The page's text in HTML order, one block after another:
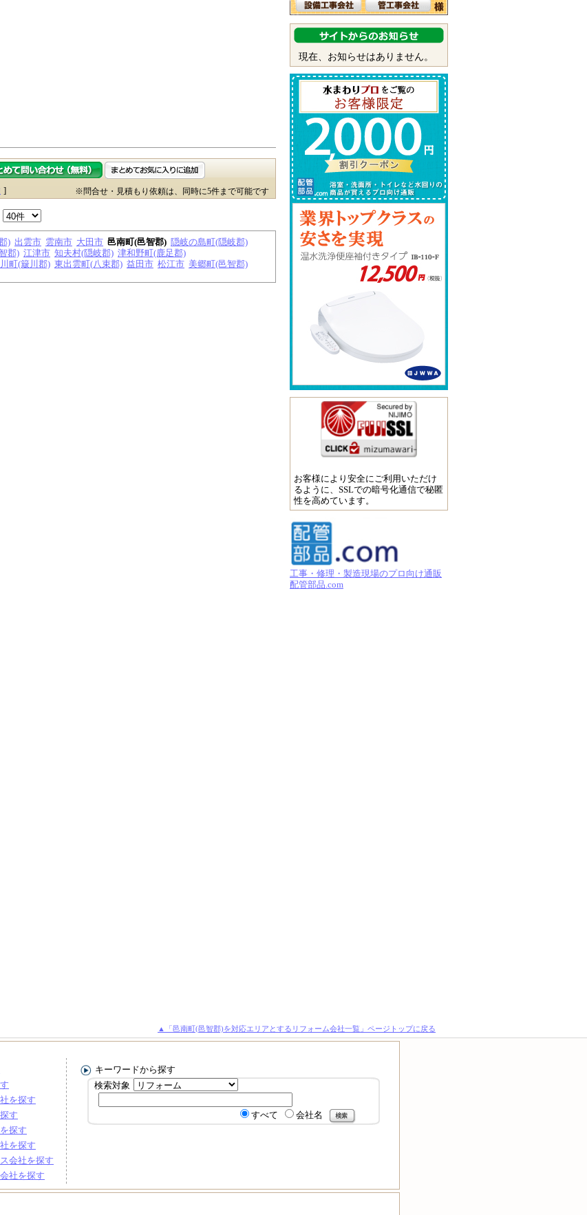
] ※問合せ・見積もり依頼は、同時に5件まで可能です
) 出雲市 雲南市 大田市 邑南町(邑智郡) 隠岐の島町(隠岐郡)
郡) 江津市 知夫村(隠岐郡) 津和野町(鹿足郡)
町(簸川郡) 東出雲町(八束郡) 益田市 松江市 美郷町(邑智郡)
現在、お知らせはありません。
お客様により安全にご利用いただけ
るように、SSLでの暗号化通信で秘匿
性を高めています。
工事・修理・製造現場のプロ向け通販
配管部品.com
▲「邑南町(邑智郡)を対応エリアとするリフォーム会社一覧」ページトップに戻る
を探す
す
探す
を探す
会社を探す
社を探す
キーワードから探す
検索対象
すべて 会社名